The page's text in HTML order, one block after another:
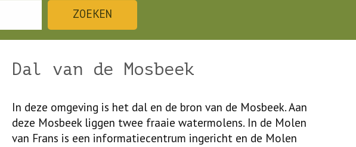
ZOEKEN
Dal van de Mosbeek
In deze omgeving is het dal en de bron van de Mosbeek. Aan
deze Mosbeek liggen twee fraaie watermolens. In de Molen
van Frans is een informatiecentrum ingericht en de Molen